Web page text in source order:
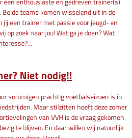
teams komen wisselend uit in de
jij een trainer met passie voor jeugd- en
op zoek naar jou! Wat ga je doen? Wat
Niet nodig!!
sommigen prachtig voetbalseizoen is in
Maar stilzitten hoeft deze zomer
van VVH is de vraag gekomen
te blijven. En daar willen wij natuurlijk